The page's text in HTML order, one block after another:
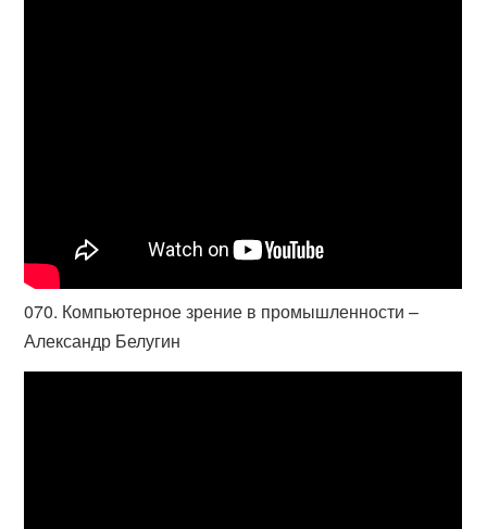
070. Компьютерное зрение в промышленности –
Александр Белугин